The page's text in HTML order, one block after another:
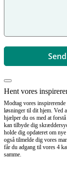
Hent vores
Modtag vores
løsninger til dit hjem. Ved
hjælper du os med at
kan tilbyde dig
holde dig opdateret om
også tilmelde dig vores
får du adgang til vores 4
samme.